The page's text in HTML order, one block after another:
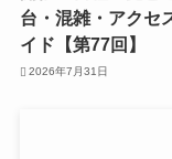
台・混雑・アクセ
イド【第77回】
2026年7月31日